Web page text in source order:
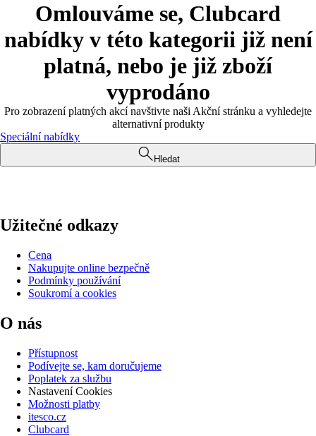
Omlouváme se, Clubcard
nabídky v této kategorii již není
platná, nebo je již zboží
vyprodáno
Pro zobrazení platných akcí navštivte naši Akční stránku a vyhledejte
alternativní produkty
Speciální nabídky
Hledat
Užitečné odkazy
Cena
Nakupujte online bezpečně
Podmínky používání
Soukromí a cookies
O nás
Přístupnost
Podívejte se, kam doručujeme
Poplatek za službu
Nastavení Cookies
Možnosti platby
itesco.cz
Clubcard